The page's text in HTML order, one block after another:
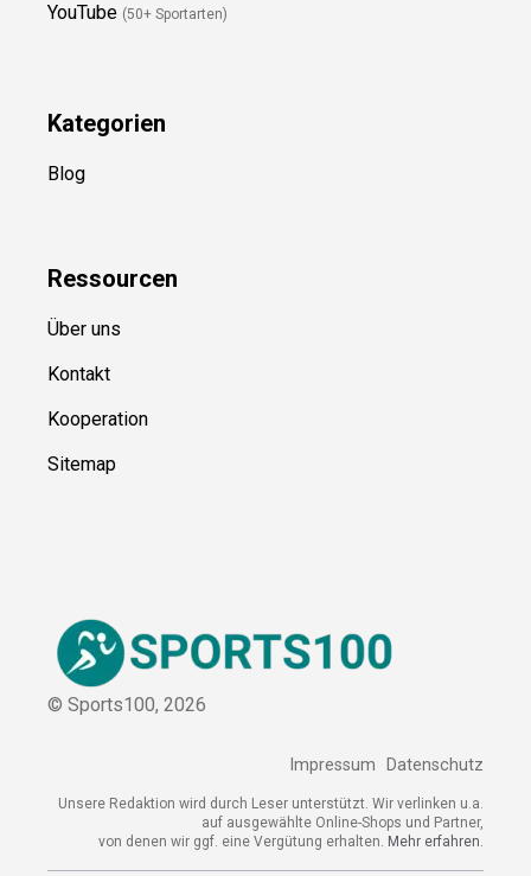
YouTube (50+ Sportarten)
Kategorien
Blog
Ressourcen
Über uns
Kontakt
Kooperation
Sitemap
© Sports100, 2026
Impressum Datenschutz
Unsere Redaktion wird durch Leser unterstützt. Wir verlinken u.a.
auf ausgewählte Online-Shops und Partner,
von denen wir ggf. eine Vergütung erhalten. Mehr erfahren.